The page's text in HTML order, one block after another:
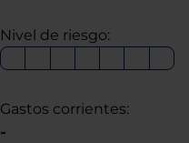
Nivel de riesgo:
Gastos corrientes:
-